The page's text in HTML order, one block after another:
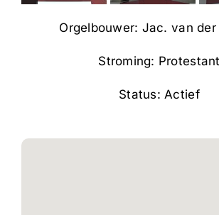
Orgelbouwer: Jac. van der
Stroming: Protestant
Status: Actief